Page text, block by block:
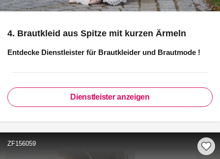
4. Brautkleid aus Spitze mit kurzen Ärmeln
Entdecke Dienstleister für Brautkleider und Brautmode !
Dienstleister anzeigen
ZF156059